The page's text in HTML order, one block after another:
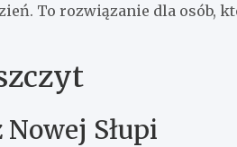
To rozwiązanie dla osób,
Słupi